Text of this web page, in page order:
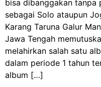
bisa dibanggakan tanpa
sebagai Solo ataupun
Karang Taruna Galur
Jawa Tengah
melahirkan salah satu
dalam periode 1 tahun
album […]